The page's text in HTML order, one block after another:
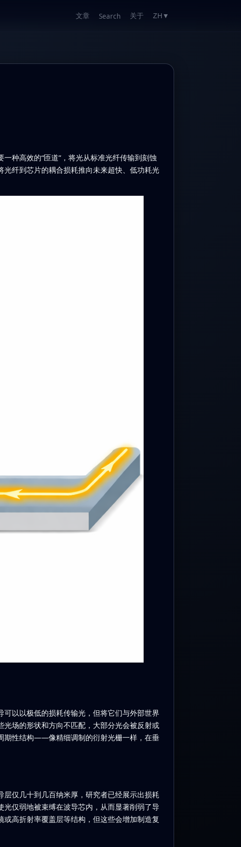
文章 Search 关于 ZH ▼
种高效的“匝道”，将光从标准光纤传输到刻蚀
纤到芯片的耦合损耗推向未来超快、低功耗光
以以极低的损耗传输光，但将它们与外部世界
场的形状和方向不匹配，大部分光会被反射或
期性结构——像精细调制的衍射光栅一样，在垂
仅几十到几百纳米厚，研究者已经展示出损耗
仅弱地被束缚在波导芯内，从而显著削弱了导
高折射率覆盖层等结构，但这些会增加制造复